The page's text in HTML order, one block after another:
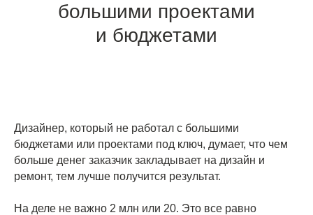
большими проектами
и бюджетами
Дизайнер, который не работал с большими
бюджетами или проектами под ключ, думает, что чем
больше денег заказчик закладывает на дизайн и
ремонт, тем лучше получится результат.
На деле не важно 2 млн или 20. Это все равно